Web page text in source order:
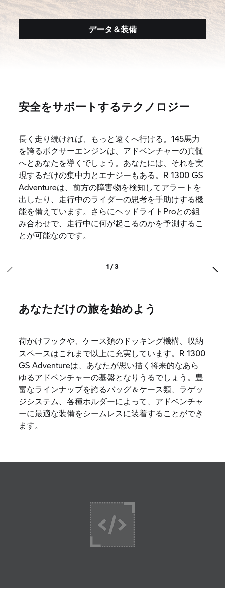
データ＆装備
安全をサポートするテクノロジー
長く走り続ければ、もっと遠くへ行ける。145馬力
を誇るボクサーエンジンは、アドベンチャーの真髄
へとあなたを導くでしょう。あなたには、それを実
現するだけの集中力とエナジーもある。R 1300 GS
Adventureは、前方の障害物を検知してアラートを
出したり、走行中のライダーの思考を手助けする機
能を備えています。さらにヘッドライトProとの組
み合わせで、走行中に何が起こるのかを予測するこ
とが可能なのです。
1 / 3
あなただけの旅を始めよう
荷かけフックや、ケース類のドッキング機構、収納
スペースはこれまで以上に充実しています。R 1300
GS Adventureは、あなたが思い描く将来的なあら
ゆるアドベンチャーの基盤となりうるでしょう。豊
富なラインナップを誇るバッグ＆ケース類、ラゲッ
ジシステム、各種ホルダーによって、アドベンチャ
ーに最適な装備をシームレスに装着することができ
ます。